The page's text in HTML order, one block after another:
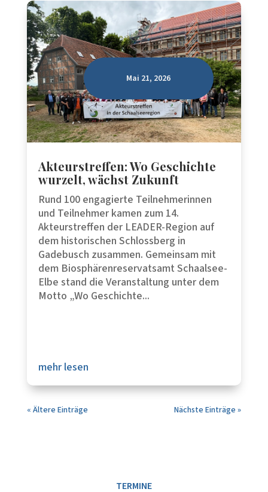
Akteurstreffen: Wo Geschichte
wurzelt, wächst Zukunft
Mai 21, 2026
Rund 100 engagierte Teilnehmerinnen
und Teilnehmer kamen zum 14.
Akteurstreffen der LEADER-Region auf
dem historischen Schlossberg in
Gadebusch zusammen. Gemeinsam mit
dem Biosphärenreservatsamt Schaalsee-
Elbe stand die Veranstaltung unter dem
Motto „Wo Geschichte...
mehr lesen
« Ältere Einträge Nächste Einträge »
TERMINE